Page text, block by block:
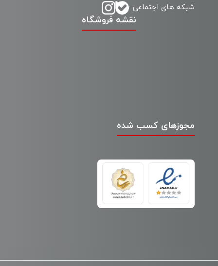
مجوزهای کسب شده
شبکه های اجتماعی :
نقشه فروشگاه